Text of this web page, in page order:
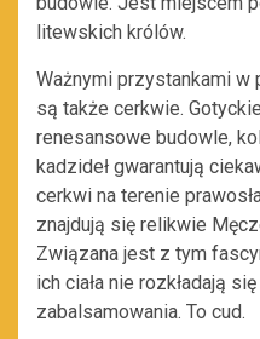
litewskich królów.
Ważnymi przystankami w
są także cerkwie.
renesansowe budowle,
kadzideł gwarantują
cerkwi na terenie
znajdują się relikwie
Związana jest z tym
ich ciała nie rozkładają
zabalsamowania. To cud.